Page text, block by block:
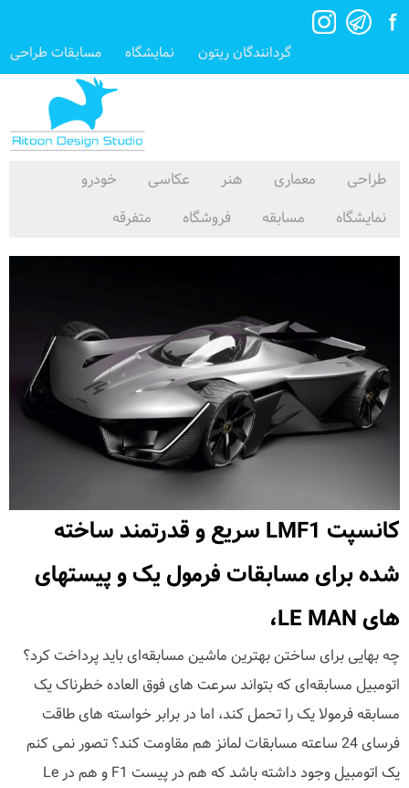
گردانندگان ریتون نمایشگاه مسابقات طراحی
طراحی معماری هنر عکاسی
خودرو
نمایشگاه
مسابقه فروشگاه متفرقه
کانسپت LMF1 سریع و قدرتمند ساخته
شده برای مسابقات فرمول یک و پیستهای
های LE MAN،
چه بهایی برای ساختن بهترین ماشین مسابقه‌ای باید پرداخت کرد؟
اتومبیل مسابقه‌ای که بتواند سرعت های فوق العاده خطرناک یک
مسابقه فرمولا یک را تحمل کند، اما در برابر خواسته های طاقت
فرسای 24 ساعته مسابقات لمانز هم مقاومت کند؟ تصور نمی کنم
یک اتومبیل وجود داشته باشد که هم در پیست F1 و هم در Le